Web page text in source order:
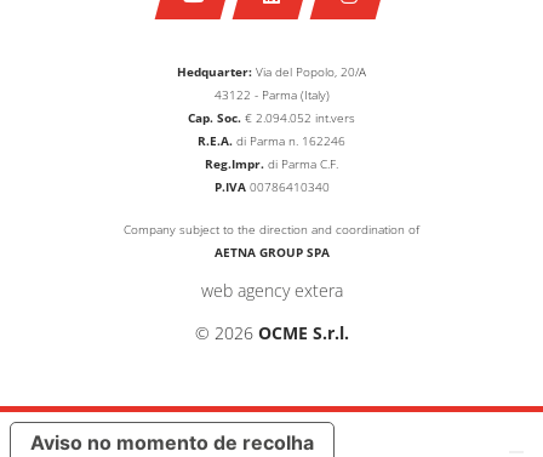
Hedquarter: Via del Popolo, 20/A
43122 - Parma (Italy)
Cap. Soc. € 2.094.052 int.vers
R.E.A. di Parma n. 162246
Reg.Impr. di Parma C.F.
P.IVA00786410340
Company subject to the direction and coordination of
AETNA GROUP SPA
web agency extera
© 2026 OCME S.r.l.
Aviso no momento de recolha